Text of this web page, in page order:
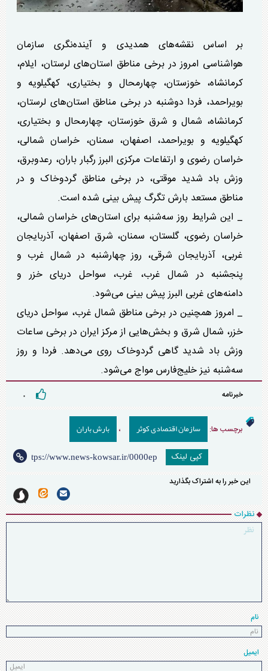
بر اساس نقشه‌های همدیدی و آینده‌نگری سازمان
هواشناسی امروز در برخی مناطق استان‌های لرستان، ایلام،
کرمانشاه، خوزستان، چهارمحال و بختیاری، کهگیلویه و
بویراحمد، فردا دوشنبه در برخی مناطق استان‌های لرستان،
کرمانشاه، شمال و شرق خوزستان، چهارمحال و بختیاری،
کهگیلویه و بویراحمد، اصفهان، سمنان، خراسان شمالی،
خراسان رضوی و ارتفاعات مرکزی البرز رگبار باران، رعدوبرق،
وزش باد شدید موقتی، در برخی مناطق گردوخاک و در
مناطق مستعد بارش تگرگ پیش بینی شده است.
_ این شرایط روز سه‌شنبه برای استان‌های خراسان شمالی،
خراسان رضوی، گلستان، سمنان، شرق اصفهان، آذربایجان
غربی، آذربایجان شرقی، روز چهارشنبه در شمال غرب و
پنجشنبه در شمال غرب، غرب، سواحل دریای خزر و
دامنه‌های غربی البرز پیش بینی می‌شود.
_ امروز همچنین در برخی مناطق شمال غرب، سواحل دریای
خزر، شمال شرق و بخش‌هایی از مرکز ایران در برخی ساعات
وزش باد شدید گاهی گردوخاک روی می‌دهد. فردا و روز
سه‌شنبه نیز خلیج‌فارس مواج می‌شود.
خبرنامه ۰
برچسب ها: سازمان اقتصادی کوثر ، بارش باران
کپی لینک
این خبر را به اشتراک بگذارید
نظرات
نام
ایمیل